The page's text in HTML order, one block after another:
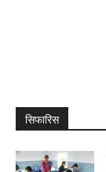
सिफारिस